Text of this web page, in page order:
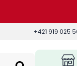
+421 919 025